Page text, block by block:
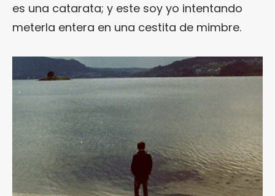
es una catarata; y este soy yo intentando
meterla entera en una cestita de mimbre.